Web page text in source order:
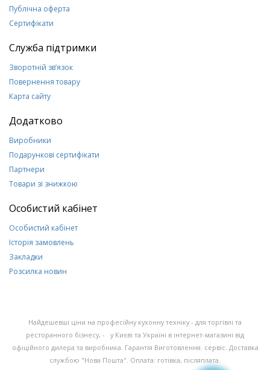
Публічна оферта
Сертифікати
Служба підтримки
Зворотній зв’язок
Повернення товару
Карта сайту
Додатково
Виробники
Подарункові сертифікати
Партнери
Товари зі знижкою
Особистий кабінет
Особистий кабінет
Історія замовлень
Закладки
Розсилка новин
Найдешевші ціни на професійну кухонну техніку - для торгівлі та
ресторанного бізнесу, - у Києві та Україні в інтернет-магазині від
офіційного дилера та виробника. Гарантія Виготовлення. сервіс. Доставка
службою "Нова Пошта". Оплата: готівка, післяплата.